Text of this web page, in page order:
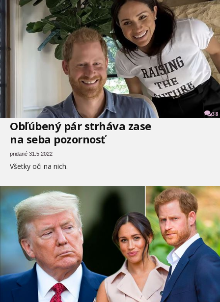
38
Obľúbený pár strháva zase
na seba pozornosť
pridané 31.5.2022
Všetky oči na nich.